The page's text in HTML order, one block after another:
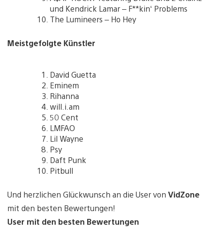
und Kendrick Lamar – F**kin‘ Problems
The Lumineers – Ho Hey
Meistgefolgte Künstler
David Guetta
Eminem
Rihanna
will.i.am
50 Cent
LMFAO
Lil Wayne
Psy
Daft Punk
Pitbull
Und herzlichen Glückwunsch an die User von VidZone
mit den besten Bewertungen!
User mit den besten Bewertungen